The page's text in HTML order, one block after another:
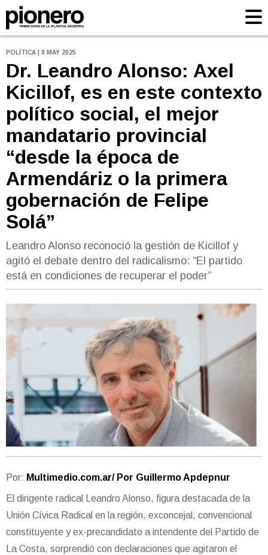
POLÍTICA | 8 MAY 2025
Dr. Leandro Alonso: Axel
Kicillof, es en este contexto
político social, el mejor
mandatario provincial
“desde la época de
Armendáriz o la primera
gobernación de Felipe
Solá”
Leandro Alonso reconoció la gestión de Kicillof y
agitó el debate dentro del radicalismo: “El partido
está en condiciones de recuperar el poder”
Por: Multimedio.com.ar/ Por Guillermo Apdepnur
El dirigente radical Leandro Alonso, figura destacada de la
Unión Cívica Radical en la región, exconcejal, convencional
constituyente y ex-precandidato a intendente del Partido de
La Costa, sorprendió con declaraciones que agitaron el